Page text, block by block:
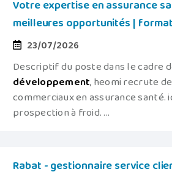
Votre expertise en assurance
meilleures opportunités |
23/07/2026
Descriptif du poste dans le cadre
développement, heomi recrute
commerciaux en assurance santé.
prospection à froid. ...
Rabat - gestionnaire service